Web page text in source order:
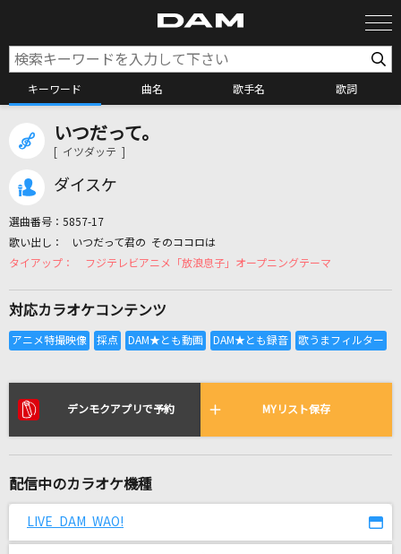
キーワード 曲名 歌手名 歌詞
カラオケリクエスト
青のすみか
[生音]若者たち
好きって言ってよ
いつだって。
[ イツダッテ ]
ダイスケ
選曲番号： 5857-17
いつだって君の そのココロは
フジテレビアニメ「放浪息子」オープニングテーマ
対応カラオケコンテンツ
デンモクアプリで予約 MYリスト保存
配信中のカラオケ機種
LIVE DAM WAO!